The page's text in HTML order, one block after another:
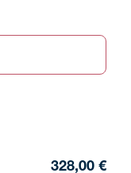
328,00 €